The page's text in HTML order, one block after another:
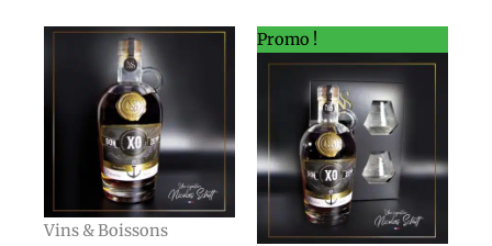
Vins & Boissons
Promo !
prix
initial
était :
66,00 €.
prix
actuel
est :